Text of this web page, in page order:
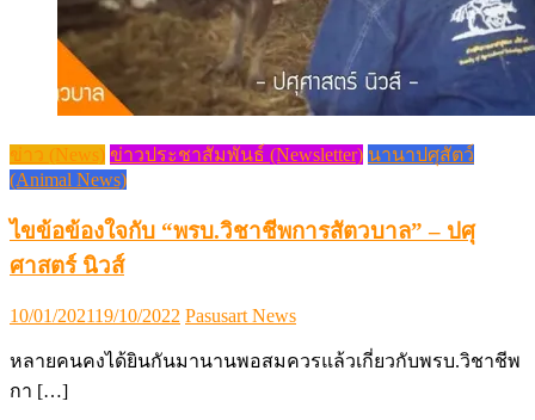
ข่าว (News) ข่าวประชาสัมพันธ์ (Newsletter) นานาปศุสัตว์
(Animal News)
ไขข้อข้องใจกับ “พรบ.วิชาชีพการสัตวบาล” – ปศุ
ศาสตร์ นิวส์
Posted
10/01/202119/10/2022 Author
Pasusart News
หลายคนคงได้ยินกันมานานพอสมควรแล้วเกี่ยวกับพรบ.วิชาชีพ
กา […]